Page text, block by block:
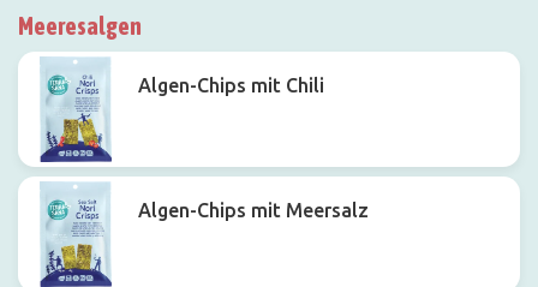
Meeresalgen
Algen-Chips mit Chili
Algen-Chips mit Meersalz